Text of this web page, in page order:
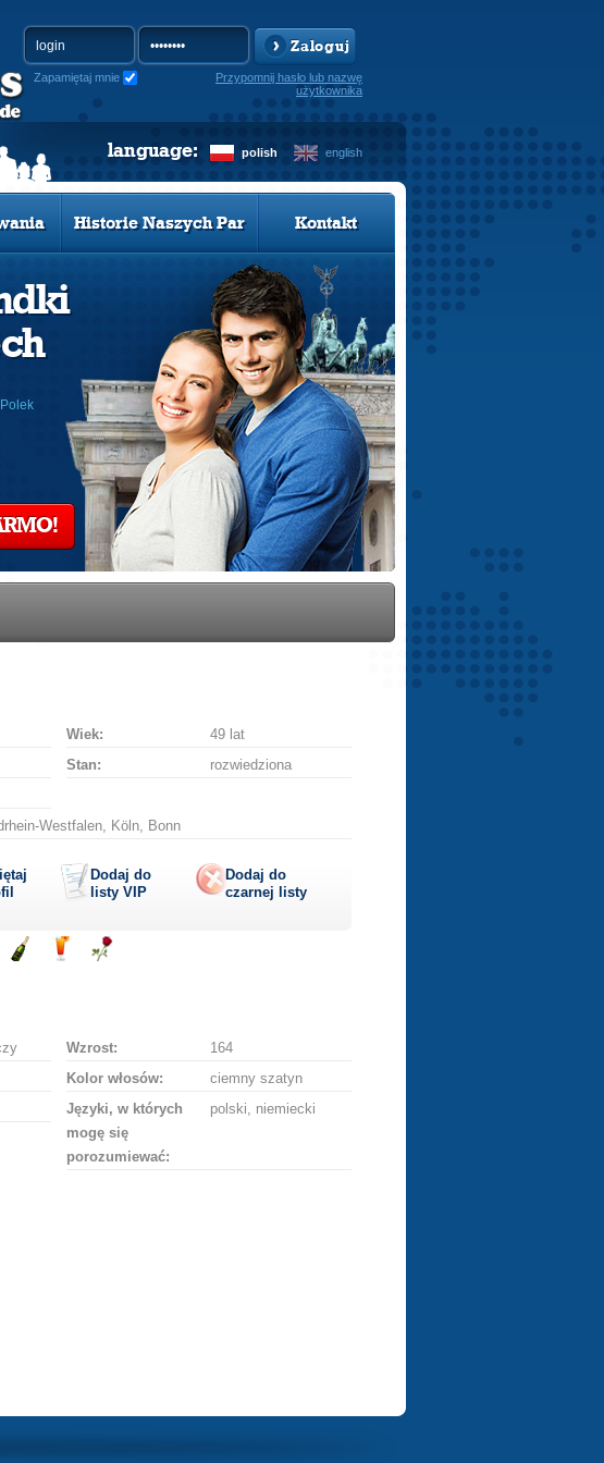
Zaloguj
Zapamiętaj mnie
Przypomnij hasło lub nazwę
użytkownika
polish english
language:
Historie Naszych Par Kontakt
Wiek:
49 lat
Stan:
rozwiedziona
Westfalen, Köln, Bonn
Dodaj do
listy VIP
Dodaj do
czarnej listy
Wzrost:
164
Kolor włosów:
ciemny szatyn
Języki, w których
mogę się
porozumiewać:
polski, niemiecki